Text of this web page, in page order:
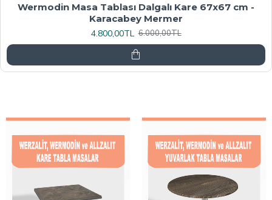
Werzalit, Allzalit veya Wermodin Masa Tablası
70X120 - Afyon Mermer
6.080,00TL 7.600,00TL